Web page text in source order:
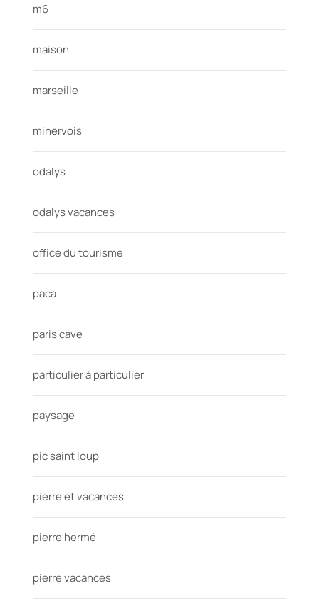
m6
maison
marseille
minervois
odalys
odalys vacances
office du tourisme
paca
paris cave
particulier à particulier
paysage
pic saint loup
pierre et vacances
pierre hermé
pierre vacances